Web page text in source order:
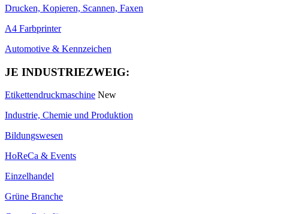
Drucken, Kopieren, Scannen, Faxen
A4 Farbprinter
Automotive & Kennzeichen
JE INDUSTRIEZWEIG:
Etikettendruckmaschine New
Industrie, Chemie und Produktion
Bildungswesen
HoReCa & Events
Einzelhandel
Grüne Branche